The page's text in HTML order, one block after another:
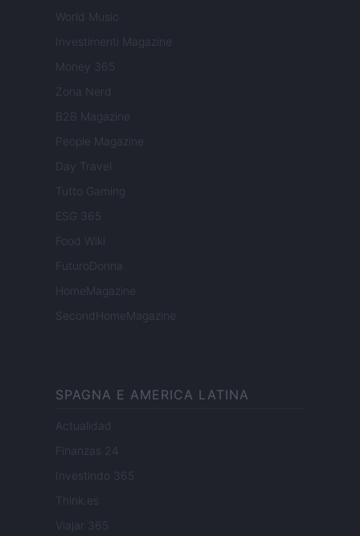
World Music
Investimenti Magazine
Money 365
Zona Nerd
B2B Magazine
People Magazine
Day Travel
Tutto Gaming
ESG 365
Food Wiki
FuturoDonna
HomeMagazine
SecondHomeMagazine
SPAGNA E AMERICA LATINA
Actualidad
Finanzas 24
Investindo 365
Think.es
Viajar 365